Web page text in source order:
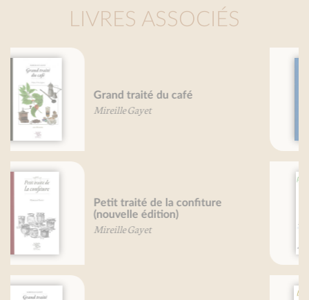
LIVRES ASSOCIÉS
Petit traité du yaourt
Mireille Gayet
Huîtres, je vous aime...
Catherine Simon-Goulletquer